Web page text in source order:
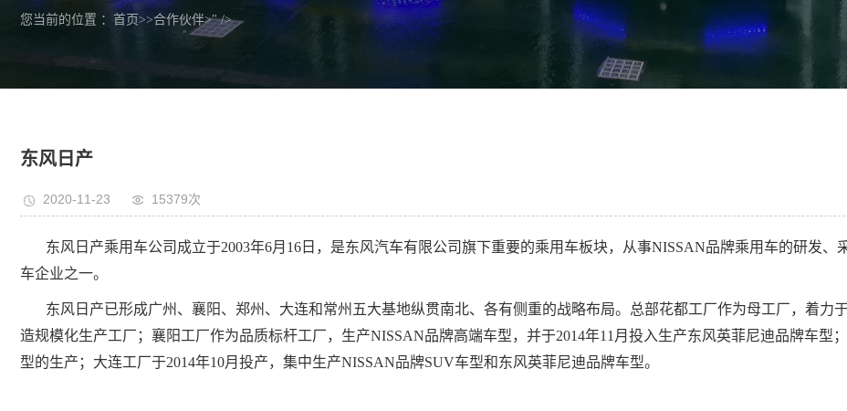
您当前的位置 ： 首页>>合作伙伴>" />
东风日产
2020-11-23 15379次
东风日产乘用车公司成立于2003年6月16日，是东风汽车有限公司旗下重要的乘用车板块，从事NISSAN品牌乘用车的研发
车企业之一。
东风日产已形成广州、襄阳、郑州、大连和常州五大基地纵贯南北、各有侧重的战略布局。总部花都工厂作为母工厂，着力
造规模化生产工厂；襄阳工厂作为品质标杆工厂，生产NISSAN品牌高端车型，并于2014年11月投入生产东风英菲尼迪品牌车型
型的生产；大连工厂于2014年10月投产，集中生产NISSAN品牌SUV车型和东风英菲尼迪品牌车型。